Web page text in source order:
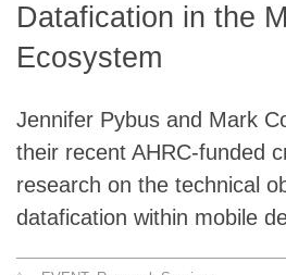
Team
|
Datafication in the
Ecosystem
Jennifer Pybus and Mark
their recent AHRC-funded
research on the technical
datafication within mobile